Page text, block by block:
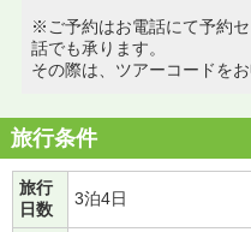
※ご予約はお電話にて予約
話でも承ります。
その際は、ツアーコードをお
旅行条件
旅行
日数
3泊4日